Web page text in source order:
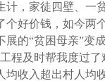
计，家徒四壁、一
个好价钱，如今两
展的“贫困母亲”变
程及时帮我度过
均收入超出村人均